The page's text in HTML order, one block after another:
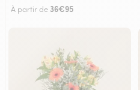
À partir de 36€95